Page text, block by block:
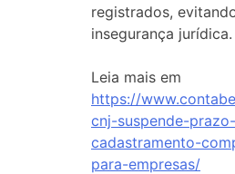
registrados,
insegurança jurídica.
Leia mais em
https://
cnj-suspende-
cadastramento-
para-empresas/